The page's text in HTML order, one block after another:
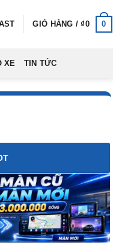
GIỎ HÀNG /₫0 0
XE TIN TỨC